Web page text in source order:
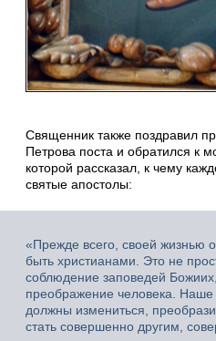
Священник также поздравил
Петрова поста и обратился к
которой рассказал, к чему
святые апостолы:
«Прежде всего, своей жизнью
быть христианами. Это не
соблюдение заповедей
преображение человека.
должны измениться,
стать совершенно другим,